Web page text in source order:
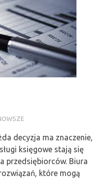
decyzja ma znaczenie,
księgowe stają się
przedsiębiorców. Biura
które mogą